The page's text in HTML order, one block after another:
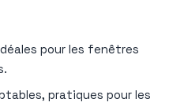
pour les fenêtres
pratiques pour les